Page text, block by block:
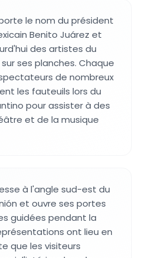
le nom du président
Benito Juárez et
des artistes du
ses planches. Chaque
de nombreux
les fauteuils lors du
pour assister à des
et de la musique
à l'angle sud-est du
et ouvre ses portes
guidées pendant la
ont lieu en
que les visiteurs